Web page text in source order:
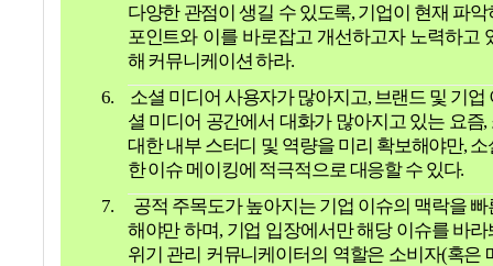
다양한 관점이 생길 수 있도록,기업이 현재 파
포인트와 이를 바로잡고 개선하고자 노력하고
해 커뮤니케이션 하라.
6.
소셜 미디어 사용자가 많아지고,브랜드 및 기업
셜 미디어 공간에서 대화가 많아지고 있는 요즘,
대한 내부 스터디 및 역량을 미리 확보해야만,소
한 이슈 메이킹에 적극적으로 대응할 수 있다.
7.
공적 주목도가 높아지는 기업 이슈의 맥락을
해야만 하며, 기업 입장에서만 해당 이슈를 바
위기 관리 커뮤니케이터의 역할은 소비자(혹은